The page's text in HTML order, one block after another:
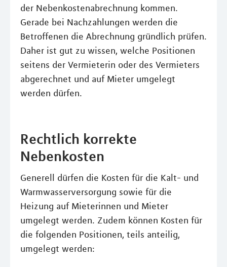
der Nebenkostenabrechnung kommen.
Gerade bei Nachzahlungen werden die
Betroffenen die Abrechnung gründlich prüfen.
Daher ist gut zu wissen, welche Positionen
seitens der Vermieterin oder des Vermieters
abgerechnet und auf Mieter umgelegt
werden dürfen.
Rechtlich korrekte
Nebenkosten
Generell dürfen die Kosten für die Kalt- und
Warmwasserversorgung sowie für die
Heizung auf Mieterinnen und Mieter
umgelegt werden. Zudem können Kosten für
die folgenden Positionen, teils anteilig,
umgelegt werden: